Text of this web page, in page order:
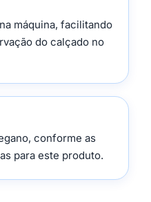
máquina, facilitando
do calçado no
conforme as
para este produto.